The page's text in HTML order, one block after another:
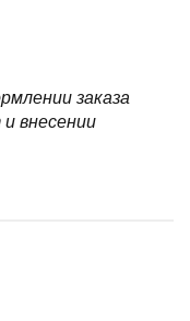
заказа
внесении